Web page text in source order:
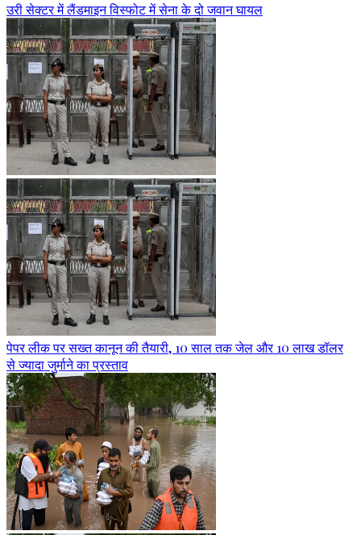
उरी सेक्टर में लैंडमाइन विस्फोट में सेना के दो जवान घायल
पेपर लीक पर सख्त कानून की तैयारी, 10 साल तक जेल और 10 लाख डॉलर
से ज्यादा जुर्माने का प्रस्ताव